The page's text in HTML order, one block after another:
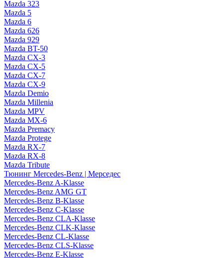
Mazda 323
Mazda 5
Mazda 6
Mazda 626
Mazda 929
Mazda BT-50
Mazda CX-3
Mazda CX-5
Mazda CX-7
Mazda CX-9
Mazda Demio
Mazda Millenia
Mazda MPV
Mazda MX-6
Mazda Premacy
Mazda Protege
Mazda RX-7
Mazda RX-8
Mazda Tribute
Тюнинг Mercedes-Benz | Мерседес
Mercedes-Benz A-Klasse
Mercedes-Benz AMG GT
Mercedes-Benz B-Klasse
Mercedes-Benz C-Klasse
Mercedes-Benz CLA-Klasse
Mercedes-Benz CLK-Klasse
Mercedes-Benz CL-Klasse
Mercedes-Benz CLS-Klasse
Mercedes-Benz E-Klasse